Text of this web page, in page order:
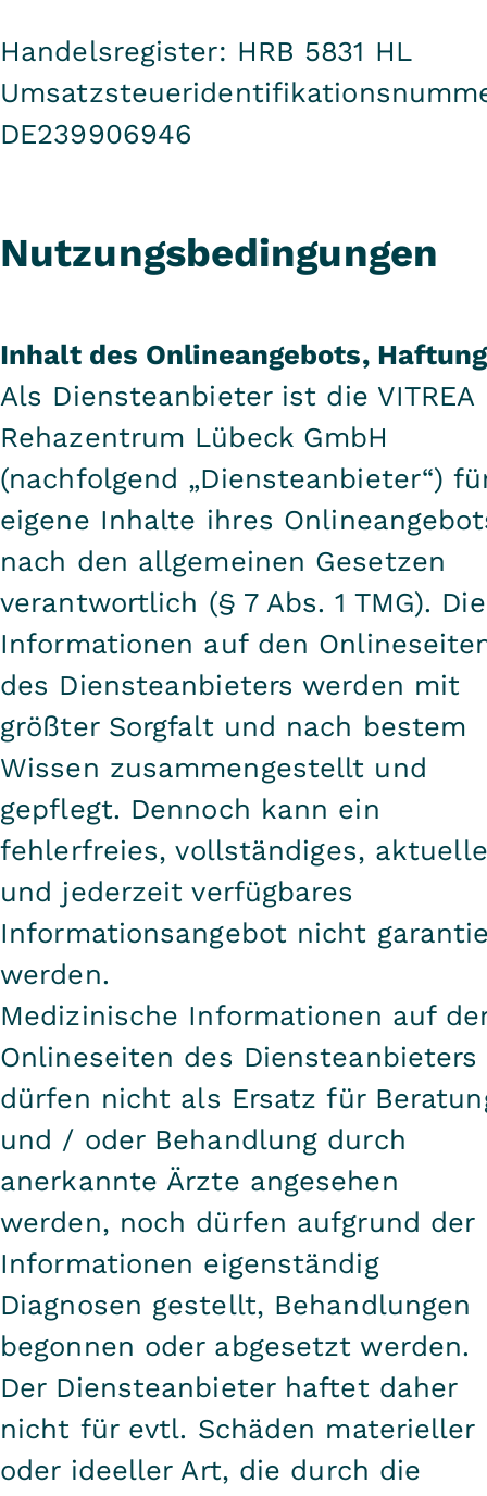
Handelsregister: HRB 5831 HL
DE239906946
Nutzungsbedingungen
Inhalt des Onlineangebots, Haftung
Als Diensteanbieter ist die VITREA
Rehazentrum Lübeck GmbH
(nachfolgend „Diensteanbieter“)
eigene Inhalte ihres
nach den allgemeinen Gesetzen
verantwortlich (§ 7 Abs. 1 TMG). Die
Informationen auf den
des Diensteanbieters werden mit
größter Sorgfalt und nach bestem
Wissen zusammengestellt und
gepflegt. Dennoch kann ein
fehlerfreies, vollständiges,
und jederzeit verfügbares
Informationsangebot nicht
werden.
Medizinische Informationen auf
Onlineseiten des Diensteanbieters
dürfen nicht als Ersatz für
und / oder Behandlung durch
anerkannte Ärzte angesehen
werden, noch dürfen aufgrund der
Informationen eigenständig
Diagnosen gestellt, Behandlungen
begonnen oder abgesetzt werden.
Der Diensteanbieter haftet daher
nicht für evtl. Schäden materieller
oder ideeller Art, die durch die